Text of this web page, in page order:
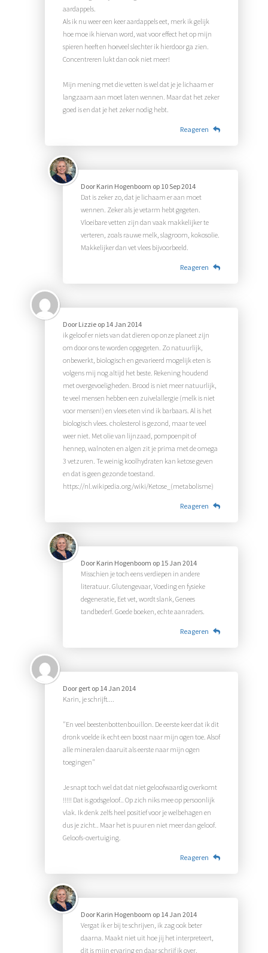
aardappels.
Als ik nu weer een keer aardappels eet, merk ik gelijk
hoe moe ik hiervan word, wat voor effect het op mijn
spieren heeft en hoeveel slechter ik hierdoor ga zien.
Concentreren lukt dan ook niet meer!
Mijn mening met die vetten is wel dat je je lichaam er
langzaam aan moet laten wennen. Maar dat het zeker
goed is en dat je het zeker nodig hebt.
Reageren
Door Karin Hogenboom op 10 Sep 2014
Dat is zeker zo, dat je lichaam er aan moet
wennen. Zeker als je vetarm hebt gegeten.
Vloeibare vetten zijn dan vaak makkelijker te
verteren, zoals rauwe melk, slagroom, kokosolie.
Makkelijker dan vet vlees bijvoorbeeld.
Reageren
Door Lizzie op 14 Jan 2014
ik geloof er niets van dat dieren op onze planeet zijn
om door ons te worden opgegeten. Zo natuurlijk,
onbewerkt, biologisch en gevarieerd mogelijk eten is
volgens mij nog altijd het beste. Rekening houdend
met overgevoeligheden. Brood is niet meer natuurlijk,
te veel mensen hebben een zuivelallergie (melk is niet
voor mensen!) en vlees eten vind ik barbaars. Al is het
biologisch vlees. cholesterol is gezond, maar te veel
weer niet. Met olie van lijnzaad, pompoenpit of
hennep, walnoten en algen zit je prima met de omega
3 vetzuren. Te weinig koolhydraten kan ketose geven
en dat is geen gezonde toestand.
https://nl.wikipedia.org/wiki/Ketose_(metabolisme)
Reageren
Door Karin Hogenboom op 15 Jan 2014
Misschien je toch eens verdiepen in andere
literatuur. Glutengevaar, Voeding en fysieke
degeneratie, Eet vet, wordt slank, Genees
tandbederf. Goede boeken, echte aanraders.
Reageren
Door gert op 14 Jan 2014
Karin, je schrijft....
"En veel beestenbottenbouillon. De eerste keer dat ik dit
dronk voelde ik echt een boost naar mijn ogen toe. Alsof
alle mineralen daaruit als eerste naar mijn ogen
toegingen"
Je snapt toch wel dat dat niet geloofwaardig overkomt
!!!!! Dat is godsgeloof.. Op zich niks mee op persoonlijk
vlak. Ik denk zelfs heel positief voor je welbehagen en
dus je zicht.. Maar het is puur en niet meer dan geloof.
Geloofs-overtuiging.
Reageren
Door Karin Hogenboom op 14 Jan 2014
Vergat ik er bij te schrijven, ik zag ook beter
daarna. Maakt niet uit hoe jij het interpreteert,
dit is mijn ervaring en daar schrijf ik over.